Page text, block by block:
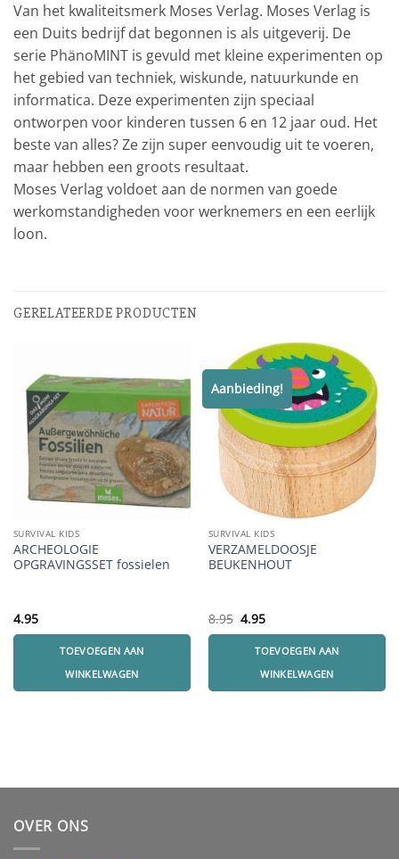
Van het kwaliteitsmerk Moses Verlag. Moses Verlag is
een Duits bedrijf dat begonnen is als uitgeverij. De
serie PhänoMINT is gevuld met kleine experimenten op
het gebied van techniek, wiskunde, natuurkunde en
informatica. Deze experimenten zijn speciaal
ontworpen voor kinderen tussen 6 en 12 jaar oud. Het
beste van alles? Ze zijn super eenvoudig uit te voeren,
maar hebben een groots resultaat.
Moses Verlag voldoet aan de normen van goede
werkomstandigheden voor werknemers en een eerlijk
loon.
GERELATEERDE PRODUCTEN
SURVIVAL KIDS
ARCHEOLOGIE
OPGRAVINGSSET fossielen
4.95
TOEVOEGEN AAN
WINKELWAGEN
Aanbieding!
SURVIVAL KIDS
VERZAMELDOOSJE
BEUKENHOUT
8.95 Oorspronkelijke
prijs
8.95.
4.95Huidige
prijs
4.95.
TOEVOEGEN AAN
WINKELWAGEN
OVER ONS